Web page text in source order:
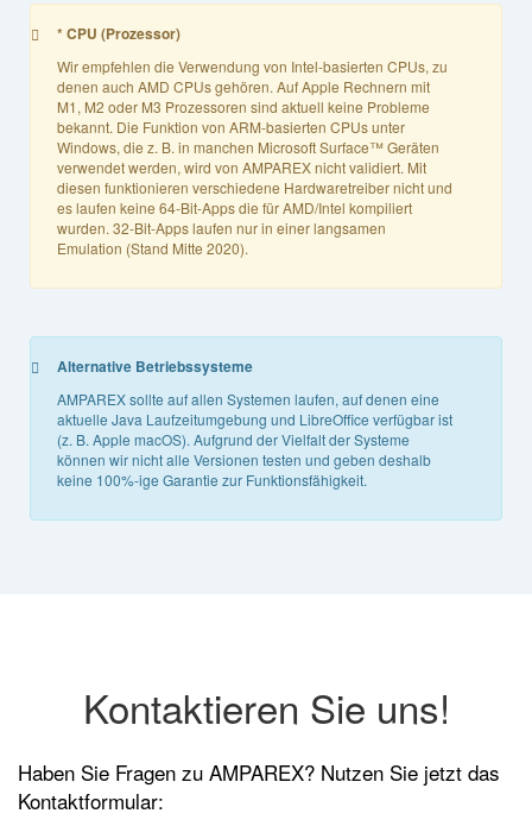
* CPU (Prozessor)
Wir empfehlen die Verwendung von Intel-basierten CPUs, zu
denen auch AMD CPUs gehören. Auf Apple Rechnern mit
M1, M2 oder M3 Prozessoren sind aktuell keine Probleme
bekannt. Die Funktion von ARM-basierten CPUs unter
Windows, die z. B. in manchen Microsoft Surface™ Geräten
verwendet werden, wird von AMPAREX nicht validiert. Mit
diesen funktionieren verschiedene Hardwaretreiber nicht und
es laufen keine 64-Bit-Apps die für AMD/Intel kompiliert
wurden. 32-Bit-Apps laufen nur in einer langsamen
Emulation (Stand Mitte 2020).
Alternative Betriebssysteme
AMPAREX sollte auf allen Systemen laufen, auf denen eine
aktuelle Java Laufzeitumgebung und LibreOffice verfügbar ist
(z. B. Apple macOS). Aufgrund der Vielfalt der Systeme
können wir nicht alle Versionen testen und geben deshalb
keine 100%-ige Garantie zur Funktionsfähigkeit.
Kontaktieren Sie uns!
Haben Sie Fragen zu AMPAREX? Nutzen Sie jetzt das
Kontaktformular: